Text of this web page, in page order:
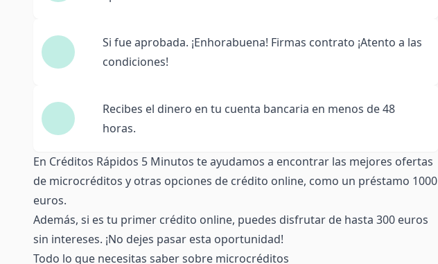
Si fue aprobada. ¡Enhorabuena! Firmas contrato ¡Atento a las
condiciones!
Recibes el dinero en tu cuenta bancaria en menos de 48
horas.
En Créditos Rápidos 5 Minutos te ayudamos a encontrar las mejores ofertas
de microcréditos y otras opciones de crédito online, como un préstamo 1000
euros.
Además, si es tu primer crédito online, puedes disfrutar de hasta 300 euros
sin intereses. ¡No dejes pasar esta oportunidad!
Todo lo que necesitas saber sobre microcréditos